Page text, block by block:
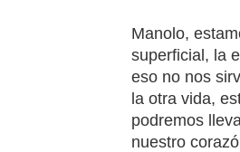
Manolo,
superficial, la
eso no nos
la otra vida,
podremos
nuestro